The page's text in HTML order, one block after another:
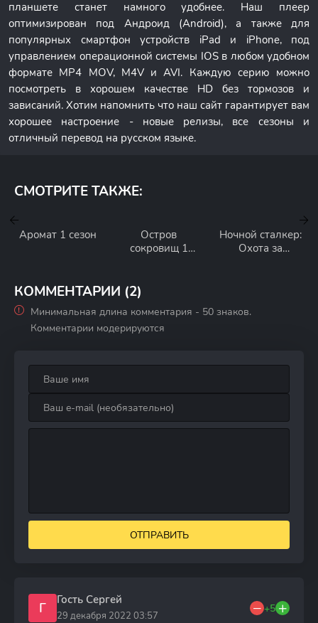
планшете станет намного удобнее. Наш плеер
оптимизирован под Андроид (Android), а также для
популярных смартфон устройств iPad и iPhone, под
управлением операционной системы IOS в любом удобном
формате MP4 MOV, M4V и AVI. Каждую серию можно
посмотреть в хорошем качестве HD без тормозов и
зависаний. Хотим напомнить что наш сайт гарантирует вам
хорошее настроение - новые релизы, все сезоны и
отличный перевод на русском языке.
СМОТРИТЕ ТАКЖЕ:
Аромат 1 сезон
Остров
сокровищ 1
Ночной сталкер:
Охота за
КОММЕНТАРИИ (2)
Минимальная длина комментария - 50 знаков.
Комментарии модерируются
ОТПРАВИТЬ
Г Гость Сергей
29 декабря 2022 03:57
+5